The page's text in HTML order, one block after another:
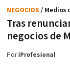
Tras
negocios de
NEGOCIOS / Medios
PoriProfesional